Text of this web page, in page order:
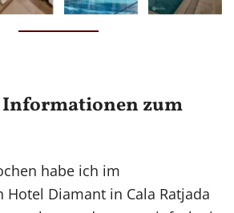
zum
habe ich im
Hotel Diamant in Cala Ratjada